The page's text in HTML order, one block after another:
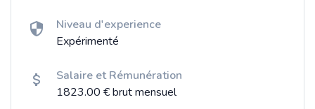
Niveau d'experience
Expérimenté
Salaire et Rémunération
1823.00 € brut mensuel